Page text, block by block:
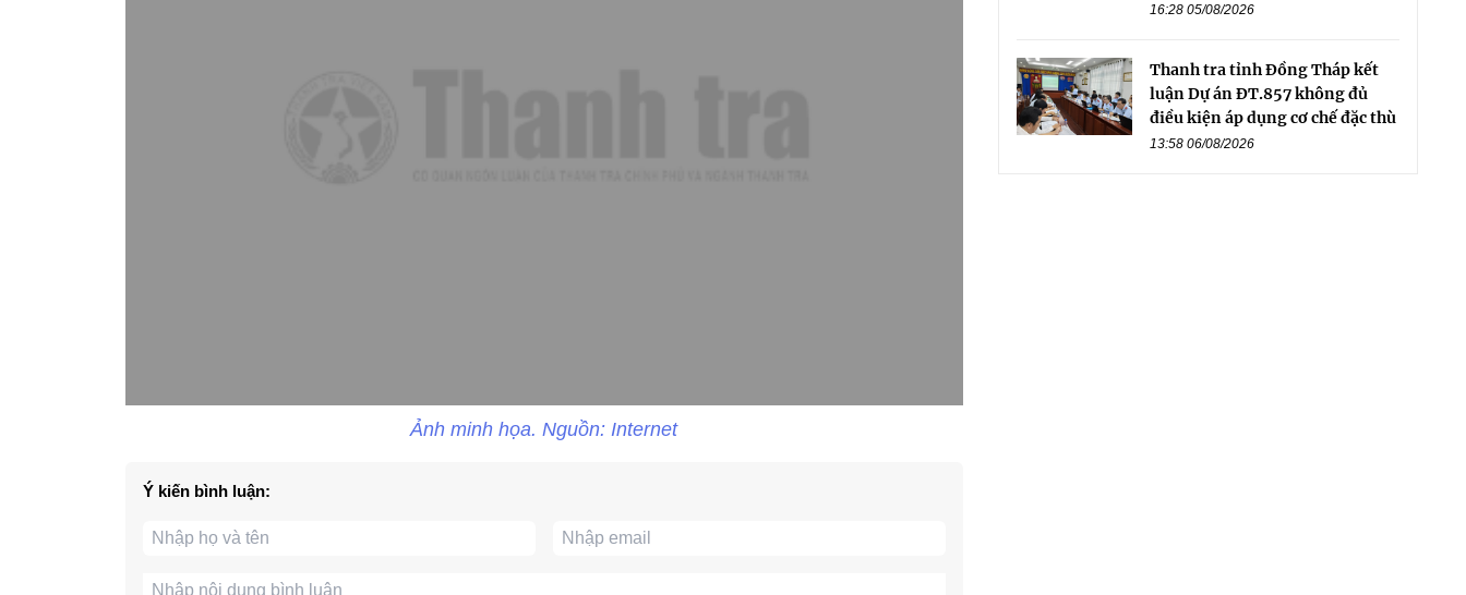
Ảnh minh họa. Nguồn: Internet
Ý kiến bình luận:
16:28 05/08/2026
Thanh tra tỉnh Đồng Tháp kết
luận Dự án ĐT.857 không đủ
điều kiện áp dụng cơ chế đặc thù
13:58 06/08/2026